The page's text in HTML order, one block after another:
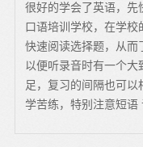
很好的学会了英语，先
口语培训学校，在学
快速阅读选择题，从而
以便听录音时有一个
足，复习的间隔也可
学苦练，特别注意短语